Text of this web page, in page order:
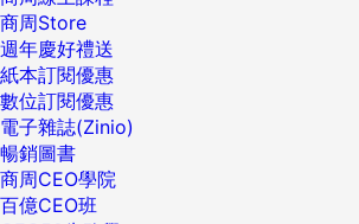
商周Store
週年慶好禮送
紙本訂閱優惠
數位訂閱優惠
電子雜誌(Zinio)
暢銷圖書
商周CEO學院
百億CEO班